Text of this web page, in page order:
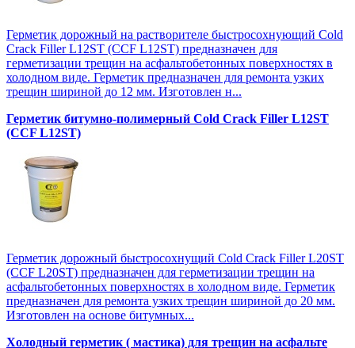
Герметик дорожный на растворителе быстросохнующий Cold
Crack Filler L12SТ (CCF L12SТ) предназначен для
герметизации трещин на асфальтобетонных поверхностях в
холодном виде. Герметик предназначен для ремонта узких
трещин шириной до 12 мм. Изготовлен н...
Герметик битумно-полимерный Cold Crack Filler L12SТ
(CCF L12SТ)
Герметик дорожный быстросохнущий Cold Crack Filler L20SТ
(CCF L20SТ) предназначен для герметизации трещин на
асфальтобетонных поверхностях в холодном виде. Герметик
предназначен для ремонта узких трещин шириной до 20 мм.
Изготовлен на основе битумных...
Холодный герметик ( мастика) для трещин на асфальте